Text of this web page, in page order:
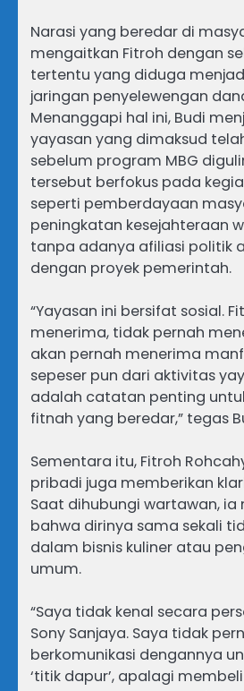
Narasi yang beredar di
mengaitkan Fitroh dengan
tertentu yang diduga
jaringan penyelewengan
Menanggapi hal ini, Budi
yayasan yang dimaksud
sebelum program MBG
tersebut berfokus pada
seperti pemberdayaan
peningkatan kesejahteraan
tanpa adanya afiliasi politik
dengan proyek pemerintah.
“Yayasan ini bersifat sosial.
menerima, tidak pernah
akan pernah menerima
sepeser pun dari aktivitas
adalah catatan penting
fitnah yang beredar,” tegas
Sementara itu, Fitroh
pribadi juga memberikan
Saat dihubungi wartawan, ia
bahwa dirinya sama sekali
dalam bisnis kuliner atau
umum.
“Saya tidak kenal secara
Sony Sanjaya. Saya tidak
berkomunikasi dengannya
‘titik dapur’, apalagi